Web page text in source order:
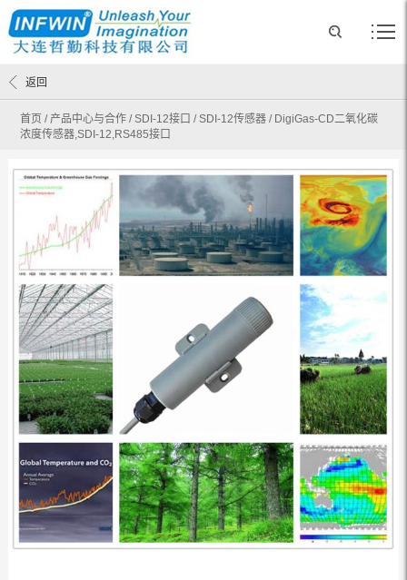
首页 / 产品中心与合作 /SDI-12接口 /SDI-12传感器 / DigiGas-CD二氧化碳
浓度传感器,SDI-12,RS485接口
返回